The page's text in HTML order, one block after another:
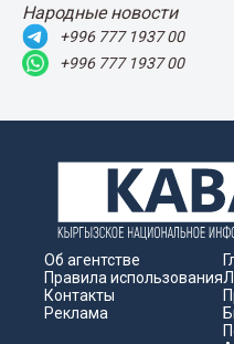
Народные новости
+996 777 1937 00
+996 777 1937 00
Об агентстве
Правила использования
Контакты
Реклама